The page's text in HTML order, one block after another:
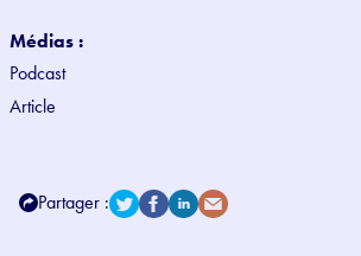
Médias :
Podcast
Article
Partager :